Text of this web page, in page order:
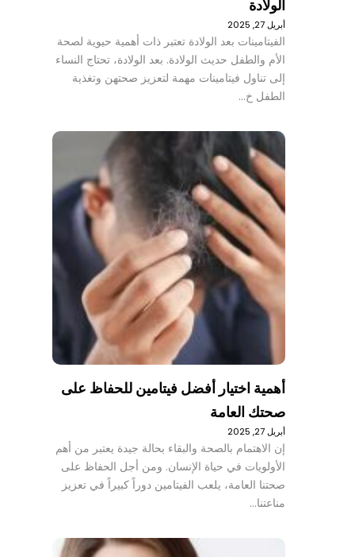
الولادة
أبريل 27, 2025
الفيتامينات بعد الولادة تعتبر ذات أهمية حيوية لصحة
الأم والطفل حديث الولادة. بعد الولادة، تحتاج النساء
إلى تناول فيتامينات مهمة لتعزيز صحتهن وتغذية
الطفل خ…
أهمية اختيار أفضل فيتامين للحفاظ على
صحتك العامة
أبريل 27, 2025
إن الاهتمام بالصحة والبقاء بحالة جيدة يعتبر من أهم
الأولويات في حياة الإنسان. ومن أجل الحفاظ على
صحتنا العامة، يلعب الفيتامين دوراً كبيراً في تعزيز
مناعتنا…